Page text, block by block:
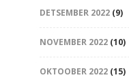
DETSEMBER 2022(9)
NOVEMBER 2022(10)
OKTOOBER 2022(15)